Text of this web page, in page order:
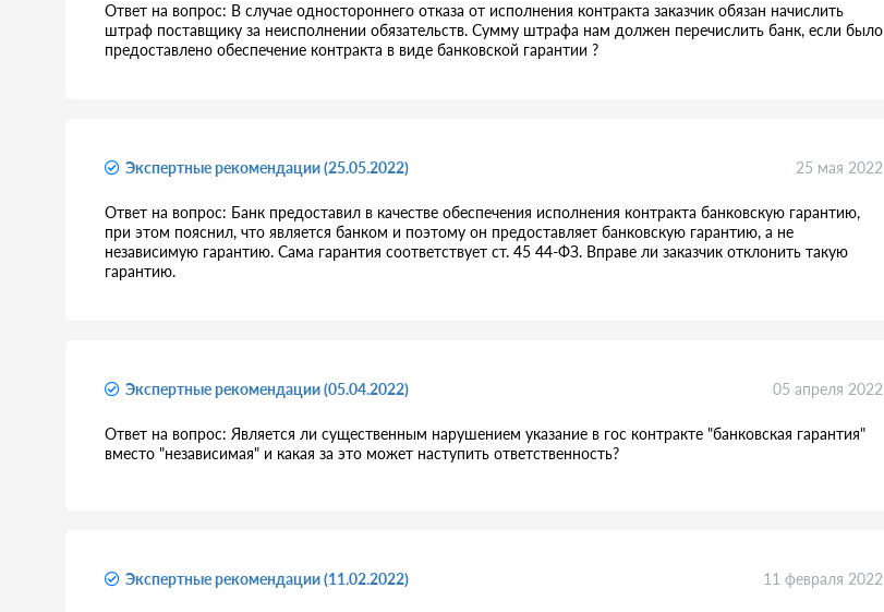
Ответ на вопрос: В случае одностороннего отказа от исполнения контракта заказчик обязан начислить
штраф поставщику за неисполнении обязательств. Сумму штрафа нам должен перечислить банк, если было
предоставлено обеспечение контракта в виде банковской гарантии ?
Экспертные рекомендации (25.05.2022) 25 мая 2022
Ответ на вопрос: Банк предоставил в качестве обеспечения исполнения контракта банковскую гарантию,
при этом пояснил, что является банком и поэтому он предоставляет банковскую гарантию, а не
независимую гарантию. Сама гарантия соответствует ст. 45 44-ФЗ. Вправе ли заказчик отклонить такую
гарантию.
Экспертные рекомендации (05.04.2022) 05 апреля 2022
Ответ на вопрос: Является ли существенным нарушением указание в гос контракте "банковская гарантия"
вместо "независимая" и какая за это может наступить ответственность?
Экспертные рекомендации (11.02.2022) 11 февраля 2022